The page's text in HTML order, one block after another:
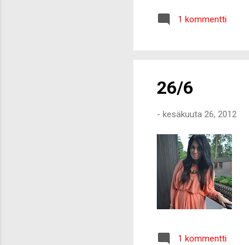
1 kommentti
26/6
- kesäkuuta 26, 2012
1 kommentti